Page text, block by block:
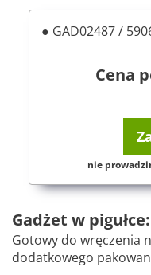
● GAD02487 /
Cena
nie
Gadżet w pigułce:
Gotowy do wręczenia
dodatkowego